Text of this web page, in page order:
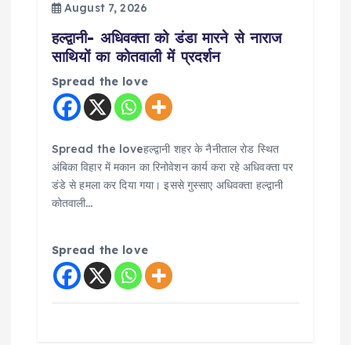
August 7, 2026
हल्द्वानी- अधिवक्ता को डंडा मारने से नाराज
साथियों का कोतवाली में प्रदर्शन
Spread the love
Spread the loveहल्द्वानी शहर के नैनीताल रोड स्थित
अंबिका विहार में मकान का रिनोवेशन कार्य करा रहे अधिवक्ता पर
डंडे से हमला कर दिया गया। इससे गुस्साए अधिवक्ता हल्द्वानी
कोतवाली…
Spread the love